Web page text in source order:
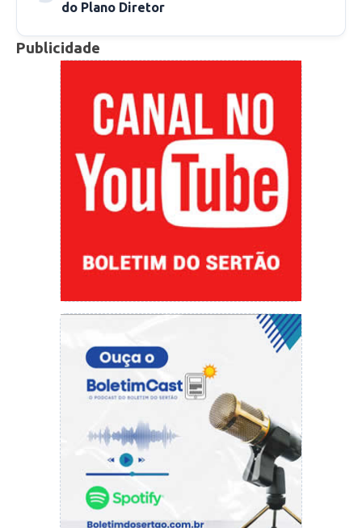
cotidiano, tirando daquelas coisas que podem
levar para o mau caminho”, declara o professor.
Considerado autodidata, Isael acredita ser
habilitado para ensinar e que a música tem
poder de ativar parte do cérebro que outras
atividades não conseguem, além de ocupar a
mente para que os indivíduos procurem ter
disciplina. “Já passei por todo caminho do
aprendizado, então, estamos aqui à disposição
para poder passar o que a gente tem aprendido
durante todos esses anos”, finaliza o professor.
A Secretaria da Cultura passou por reformas e
encontra-se em um novo endereço, localizada
na praça Josino Ferreira, no prédio da
Secretaria de Meio Ambiente e Recursos
Hídricos (SEMAM), em frente ao Museu Ozildo
Albano.
Segue o cronograma das atividades
desenvolvidas:
do Plano Diretor
Publicidade